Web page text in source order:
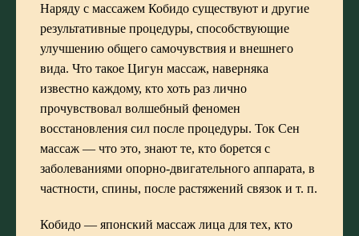
Наряду с массажем Кобидо существуют и другие
результативные процедуры, способствующие
улучшению общего самочувствия и внешнего
вида. Что такое Цигун массаж, наверняка
известно каждому, кто хоть раз лично
прочувствовал волшебный феномен
восстановления сил после процедуры. Ток Сен
массаж — что это, знают те, кто борется с
заболеваниями опорно-двигательного аппарата, в
частности, спины, после растяжений связок и т. п.
Кобидо — японский массаж лица для тех, кто